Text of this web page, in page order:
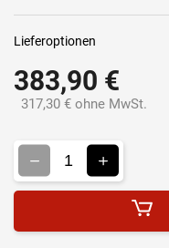
383,90 €
317,30 € ohne MwSt.
Lieferoptionen